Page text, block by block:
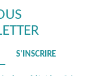
S'INSCRIRE